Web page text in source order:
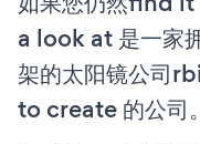
a look at 是一家
架的太阳镜公司
to create 的公司。